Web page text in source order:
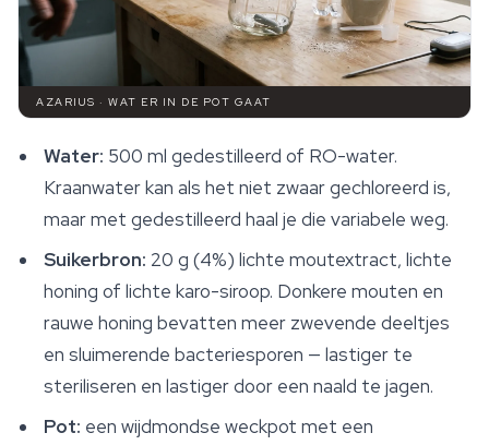
AZARIUS · WAT ER IN DE POT GAAT
Water: 500 ml gedestilleerd of RO-water.
Kraanwater kan als het niet zwaar gechloreerd is,
maar met gedestilleerd haal je die variabele weg.
Suikerbron: 20 g (4%) lichte moutextract, lichte
honing of lichte karo-siroop. Donkere mouten en
rauwe honing bevatten meer zwevende deeltjes
en sluimerende bacteriesporen — lastiger te
steriliseren en lastiger door een naald te jagen.
Pot: een wijdmondse weckpot met een